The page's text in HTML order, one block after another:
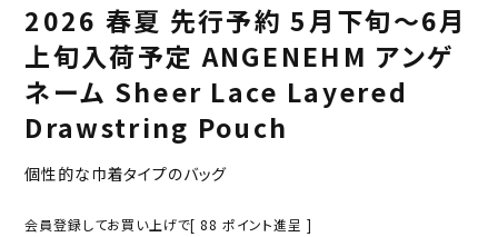
2026 春夏 先行予約 5月下旬～6月
上旬入荷予定 ANGENEHM アンゲ
ネーム Sheer Lace Layered
Drawstring Pouch
個性的な巾着タイプのバッグ
会員登録してお買い上げで[ 88 ポイント進呈 ]